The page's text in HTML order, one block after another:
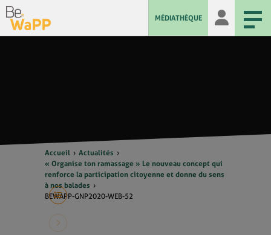
MÉDIATHÈQUE
Accueil
Actualités
« Organise ton ramassage » Le nouveau concept qui
renforce la participation citoyenne et donne du sens
à nos balades
BEWAPP-GNP2020-WEB-52